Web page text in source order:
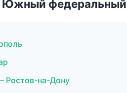
Южный федеральный
Ростов-на-Дону